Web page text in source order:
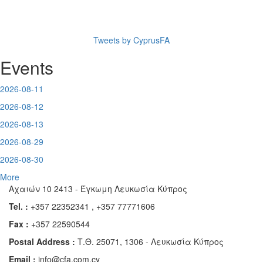
Tweets by CyprusFA
Events
2026-08-11
2026-08-12
2026-08-13
2026-08-29
2026-08-30
More
Αχαιών 10 2413 - Έγκωμη Λευκωσία Κύπρος
Tel. : +357 22352341 , +357 77771606
Fax : +357 22590544
Postal Address : Τ.Θ. 25071, 1306 - Λευκωσία Κύπρος
Email : info@cfa.com.cy